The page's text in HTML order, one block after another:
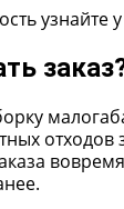
узнайте
отходов